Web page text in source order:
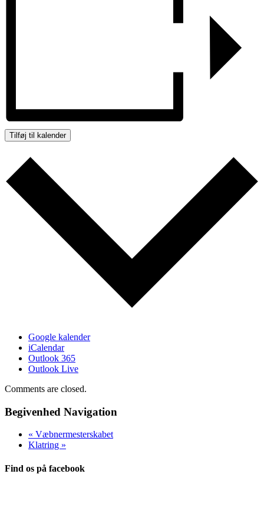
Tilføj til kalender
Google kalender
iCalendar
Outlook 365
Outlook Live
Comments are closed.
Begivenhed Navigation
« Væbnermesterskabet
Klatring »
Find os på facebook